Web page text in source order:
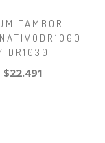
TAMBOR
DR1030
$22.491